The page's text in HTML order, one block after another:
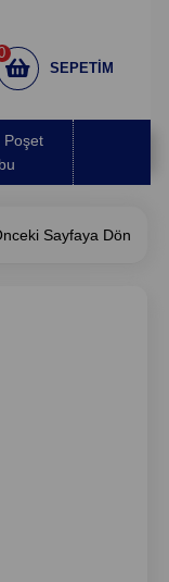
SEPETIM
Poşet
Sayfaya Dön